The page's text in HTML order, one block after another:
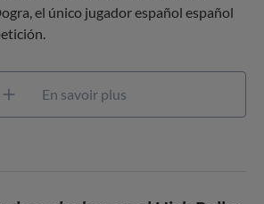
el único jugador español español
En savoir plus